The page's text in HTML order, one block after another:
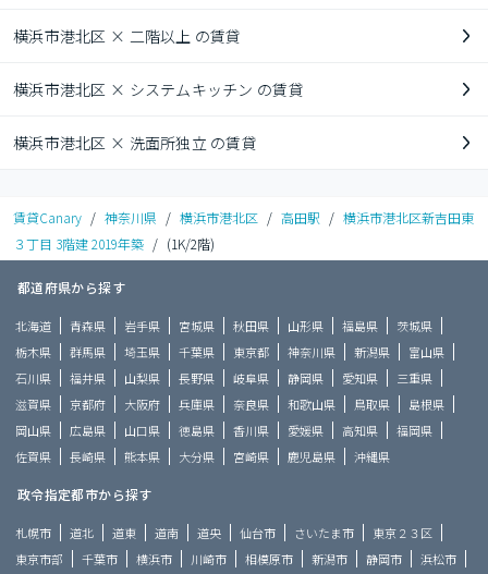
横浜市港北区 × 二階以上 の賃貸
横浜市港北区 × システムキッチン の賃貸
横浜市港北区 × 洗面所独立 の賃貸
賃貸Canary / 神奈川県 / 横浜市港北区 / 高田駅 / 横浜市港北区新吉田東
３丁目 3階建 2019年築 / (1K/2階)
都道府県から探す
北海道 青森県 岩手県 宮城県 秋田県 山形県 福島県
茨城県
栃木県
群馬県 埼玉県 千葉県 東京都 神奈川県 新潟県
富山県
石川県
福井県 山梨県 長野県 岐阜県 静岡県 愛知県
三重県
滋賀県
京都府 大阪府 兵庫県 奈良県 和歌山県 鳥取県
島根県
岡山県
広島県 山口県 徳島県 香川県 愛媛県 高知県
福岡県
佐賀県
長崎県 熊本県 大分県 宮崎県 鹿児島県 沖縄県
政令指定都市から探す
札幌市 道北 道東 道南 道央 仙台市 さいたま市
東京２３区
東京市部
千葉市 横浜市 川崎市 相模原市 新潟市 静岡市
浜松市